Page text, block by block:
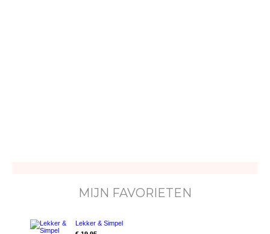
MIJN FAVORIETEN
Lekker & Simpel